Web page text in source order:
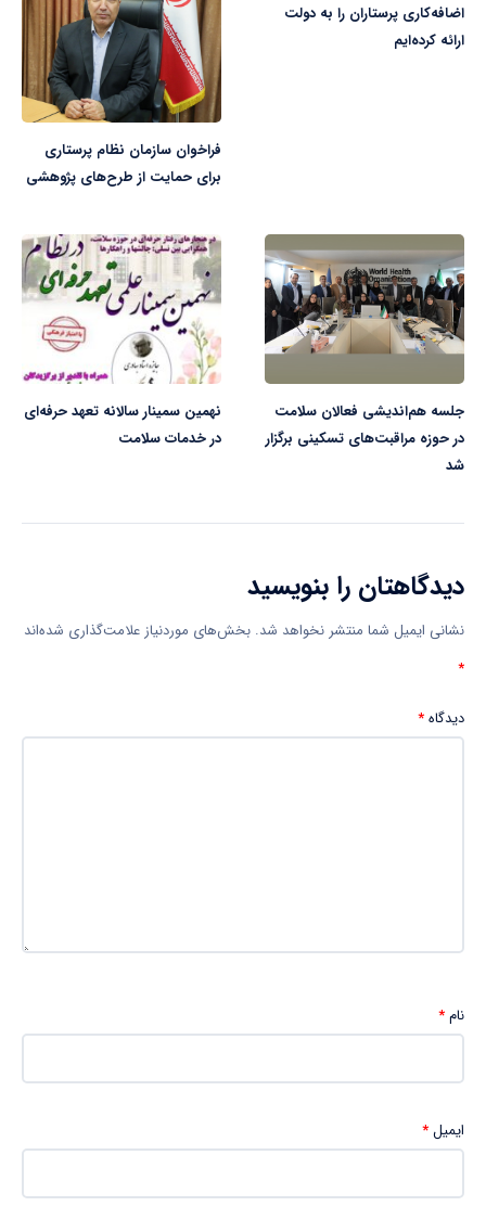
اضافه‌کاری پرستاران را به دولت
ارائه کرده‌ایم
فراخوان سازمان نظام پرستاری
برای حمایت از طرح‌های پژوهشی
جلسه هم‌اندیشی فعالان سلامت
در حوزه مراقبت‌های تسکینی برگزار
شد
نهمین سمینار سالانه تعهد حرفه‌ای
در خدمات سلامت
دیدگاهتان را بنویسید
نشانی ایمیل شما منتشر نخواهد شد. بخش‌های موردنیاز علامت‌گذاری شده‌اند
*
دیدگاه*
نام*
ایمیل*